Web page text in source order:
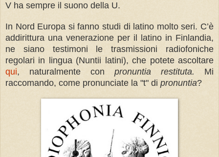
V ha sempre il suono della U.
In Nord Europa si fanno studi di latino molto seri. C’è
addirittura una venerazione per il latino in Finlandia,
ne siano testimoni le trasmissioni radiofoniche
regolari in lingua (Nuntii latini), che potete ascoltare
qui, naturalmente con pronuntia restituta. Mi
raccomando, come pronunciate la "t" di pronuntia?